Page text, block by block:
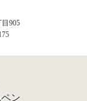
905
ン